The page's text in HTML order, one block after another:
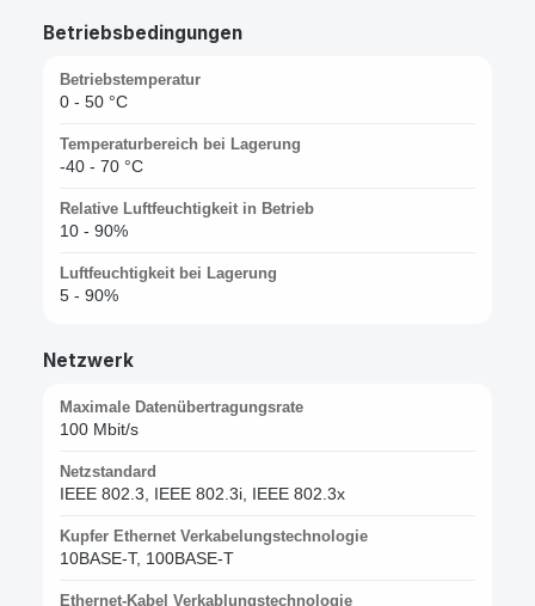
Betriebsbedingungen
Betriebstemperatur
0 - 50 °C
Temperaturbereich bei Lagerung
-40 - 70 °C
Relative Luftfeuchtigkeit in Betrieb
10 - 90%
Luftfeuchtigkeit bei Lagerung
5 - 90%
Netzwerk
Maximale Datenübertragungsrate
100 Mbit/s
Netzstandard
IEEE 802.3, IEEE 802.3i, IEEE 802.3x
Kupfer Ethernet Verkabelungstechnologie
10BASE-T, 100BASE-T
Ethernet-Kabel Verkablungstechnologie